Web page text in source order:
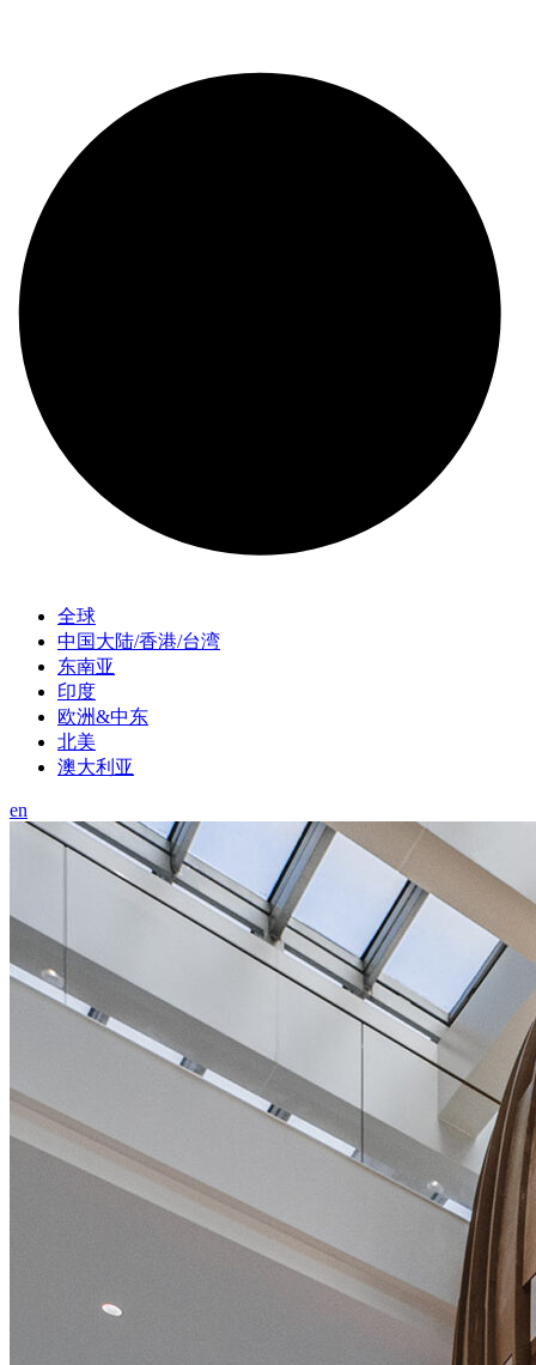
全球
中国大陆/香港/台湾
东南亚
印度
欧洲&中东
北美
澳大利亚
en